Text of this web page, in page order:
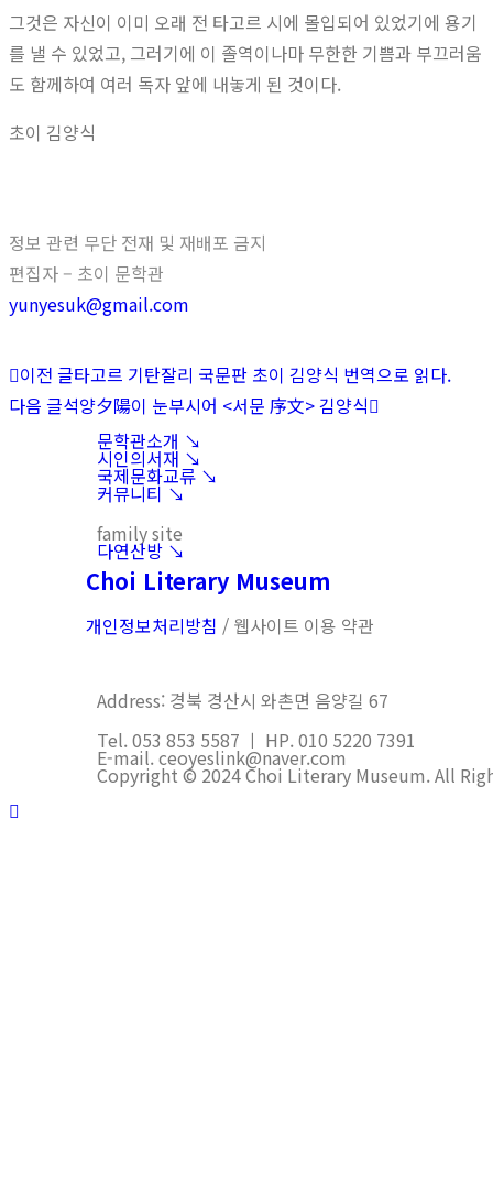
그것은 자신이 이미 오래 전 타고르 시에 몰입되어 있었기에 용기
를 낼 수 있었고, 그러기에 이 졸역이나마 무한한 기쁨과 부끄러움
도 함께하여 여러 독자 앞에 내놓게 된 것이다.
초이 김양식
정보 관련 무단 전재 및 재배포 금지
편집자 – 초이 문학관
yunyesuk@gmail.com
이전 글타고르 기탄잘리 국문판 초이 김양식 번역으로 읽다.
다음 글석양夕陽이 눈부시어 <서문 序文> 김양식
문학관소개 ↘︎
시인의서재 ↘︎
국제문화교류 ↘︎
커뮤니티 ↘︎
family site
다연산방 ↘︎
Choi Literary Museum
개인정보처리방침 / 웹사이트 이용 약관
Address: 경북 경산시 와촌면 음양길 67
Tel. 053 853 5587 ㅣ HP. 010 5220 7391
E-mail. ceoyeslink@naver.com
Copyright © 2024 Choi Literary Museum. All